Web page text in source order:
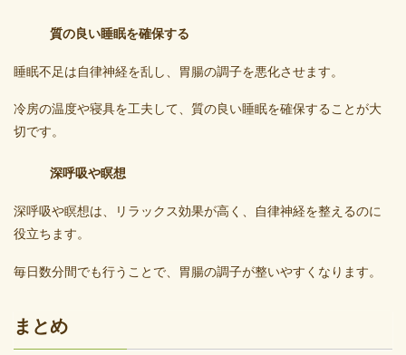
質の良い睡眠を確保する
睡眠不足は自律神経を乱し、胃腸の調子を悪化させます。
冷房の温度や寝具を工夫して、質の良い睡眠を確保することが大
切です。
深呼吸や瞑想
深呼吸や瞑想は、リラックス効果が高く、自律神経を整えるのに
役立ちます。
毎日数分間でも行うことで、胃腸の調子が整いやすくなります。
まとめ